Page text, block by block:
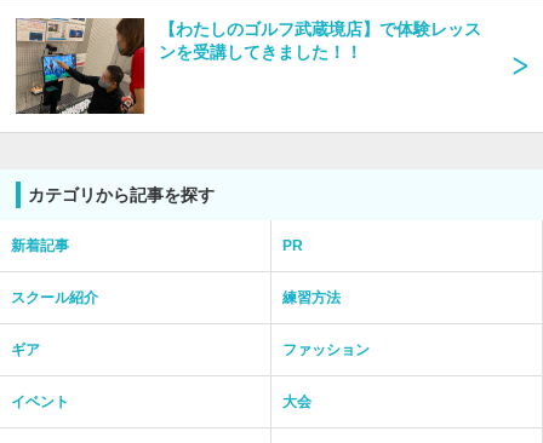
【わたしのゴルフ武蔵境店】で体験レッス
ンを受講してきました！！
カテゴリから記事を探す
新着記事 PR
スクール紹介 練習方法
ギア ファッション
イベント 大会